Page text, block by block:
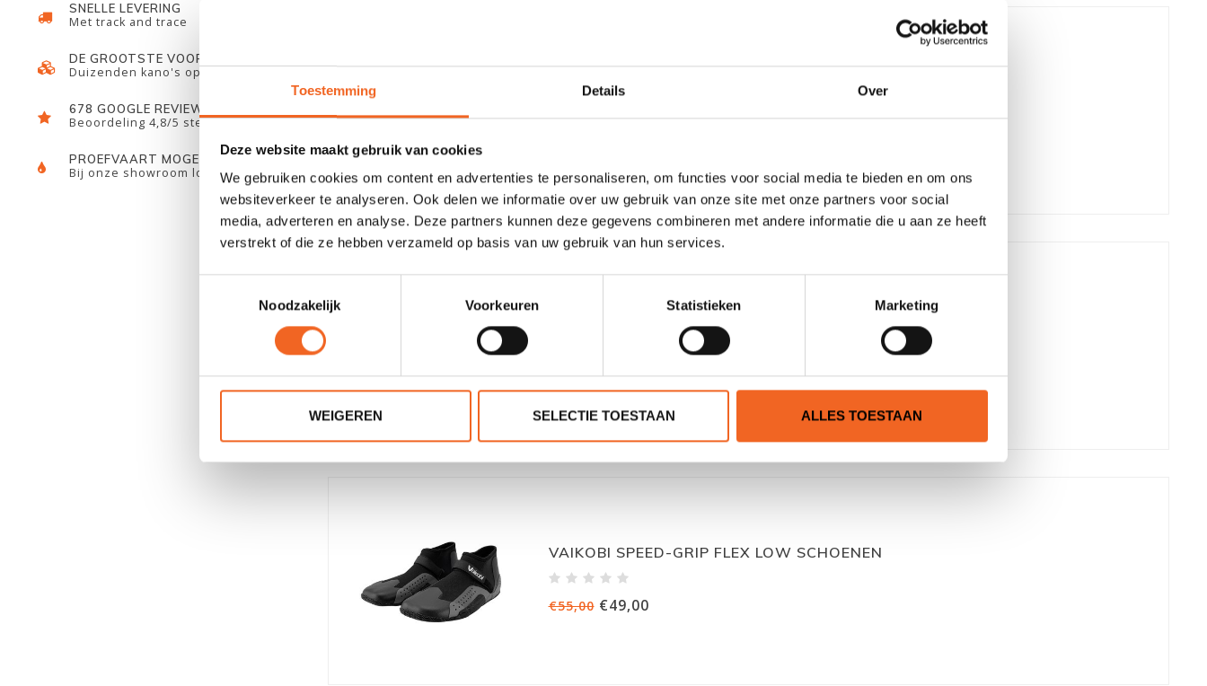
Toestemming Details Over
Deze website maakt gebruik van cookies
We gebruiken cookies om content en advertenties te personaliseren, om functies voor social media te bieden en om ons
websiteverkeer te analyseren. Ook delen we informatie over uw gebruik van onze site met onze partners voor social
media, adverteren en analyse. Deze partners kunnen deze gegevens combineren met andere informatie die u aan ze heeft
verstrekt of die ze hebben verzameld op basis van uw gebruik van hun services.
Noodzakelijk
Voorkeuren Statistieken Marketing
WEIGEREN SELECTIE TOESTAAN ALLES TOESTAAN
SNELLE LEVERING
Met track and trace
DE GROOTSTE VOORRAAD
Duizenden kano's op voorraad
678 GOOGLE REVIEWS
Beoordeling 4,8/5 sterren
PROEFVAART MOGELIJKHEID
Bij onze showroom locatie
HIKO CONTACT SCHOENEN
VAIKOBI SPEED-GRIP FLEX LOW SCHOENEN
€55,00€49,00